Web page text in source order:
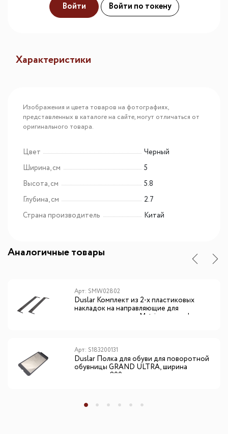
Войти Войти по токену
Характеристики
Изображения и цвета товаров на фотографиях,
представленных в каталоге на сайте, могут отличаться от
оригинального товара.
Цвет
Черный
Ширина, см
5
Высота, см
5.8
Глубина, см
2.7
Страна производитель
Китай
Аналогичные товары
Арт: SMW02802
Duslar Комплект из 2-х пластиковых
накладок на направляющие для
выдвижных ящиков Matrix для шкафов
Арт: S183200131
Duslar Полка для обуви для поворотной
обувницы GRAND ULTRA, ширина
секции от 800